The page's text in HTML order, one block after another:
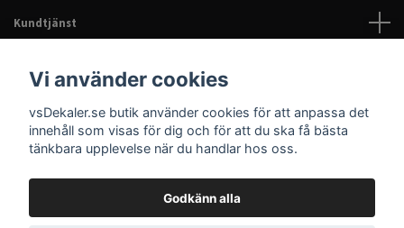
Kundtjänst
Läs mer
Sociala medier
Vi använder cookies
vsDekaler.se butik använder cookies för att anpassa det
innehåll som visas för dig och för att du ska få bästa
tänkbara upplevelse när du handlar hos oss.
Godkänn alla